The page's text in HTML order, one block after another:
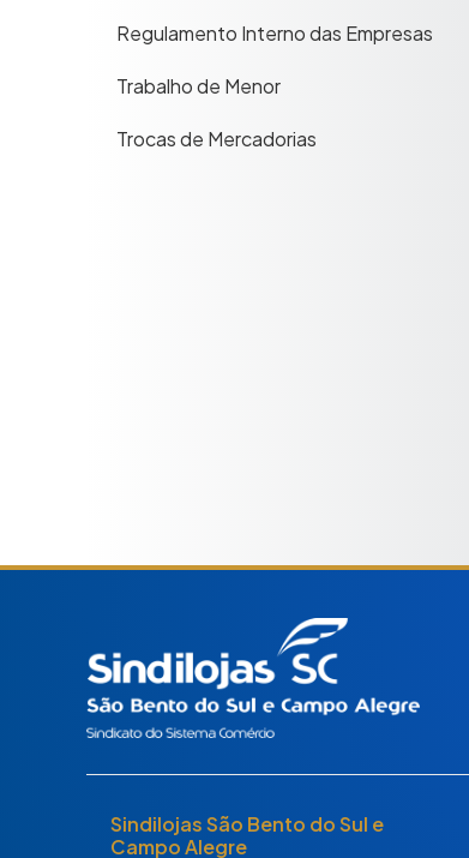
Regulamento Interno das Empresas
Trabalho de Menor
Trocas de Mercadorias
Sindilojas São Bento do Sul e
Campo Alegre